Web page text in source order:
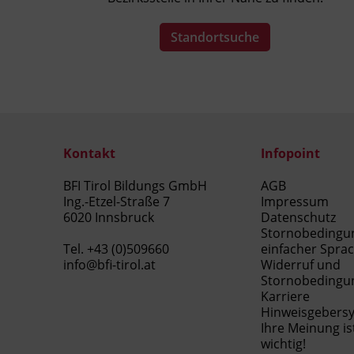
Standortsuche
Kontakt
BFI Tirol Bildungs GmbH
Ing.-Etzel-Straße 7
6020 Innsbruck
Tel. +43 (0)509660
info@bfi-tirol.at
Infopoint
AGB
Impressum
Datenschutz
einfacher
Widerruf und
Karriere
Ihre Meinung
wichtig!